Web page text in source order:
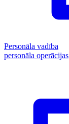
Personāla vadība
personāla operācijas